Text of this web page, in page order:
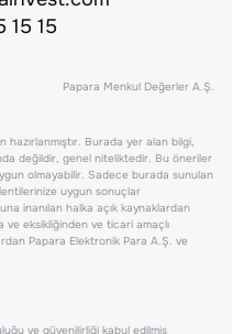
15 15
Papara Menkul Değerler A.Ş.
Burada yer alan bilgi,
değildir, genel niteliktedir. Bu öneriler
olmayabilir. Sadece burada sunulan
uygun sonuçlar
inanılan halka açık kaynaklardan
eksikliğinden ve ticari amaçlı
Papara Elektronik Para A.Ş. ve
ve güvenilirliği kabul edilmiş